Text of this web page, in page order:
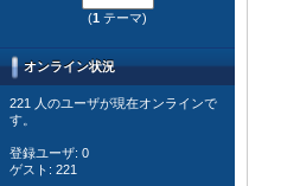
(1 テーマ)
オンライン状況
221 人のユーザが現在オンラインで
す。
登録ユーザ: 0
ゲスト: 221